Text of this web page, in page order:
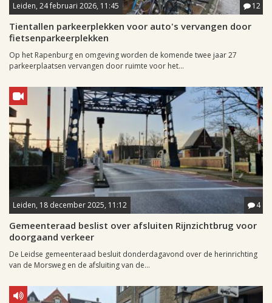
Leiden, 24 februari 2026, 11:45 12
Tientallen parkeerplekken voor auto's vervangen door
fietsenparkeerplekken
Op het Rapenburg en omgeving worden de komende twee jaar 27
parkeerplaatsen vervangen door ruimte voor het...
Leiden, 18 december 2025, 11:12 4
Gemeenteraad beslist over afsluiten Rijnzichtbrug voor
doorgaand verkeer
De Leidse gemeenteraad besluit donderdagavond over de herinrichting
van de Morsweg en de afsluiting van de...